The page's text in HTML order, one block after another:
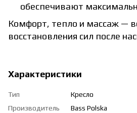
обеспечивают
Комфорт, тепло и массаж —
восстановления сил после
Характеристики
Тип
Кресло
Производитель
Bass Polska